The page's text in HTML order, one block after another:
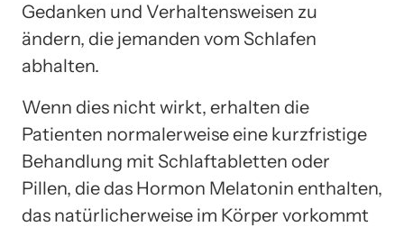
Gedanken und Verhaltensweisen zu
ändern, die jemanden vom Schlafen
abhalten.
Wenn dies nicht wirkt, erhalten die
Patienten normalerweise eine kurzfristige
Behandlung mit Schlaftabletten oder
Pillen, die das Hormon Melatonin enthalten,
das natürlicherweise im Körper vorkommt